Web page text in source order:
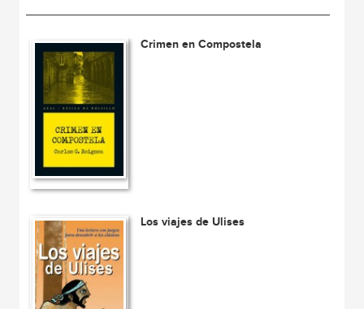
Crimen en Compostela
Los viajes de Ulises